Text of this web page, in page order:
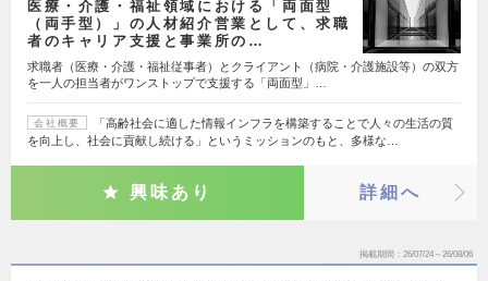
医療・介護・福祉領域における「両面型
（両手型）」の人材紹介営業として、求職
者のキャリア支援と事業所の…
求職者（医療・介護・福祉従事者）とクライアント（病院・介護施設等）の双方
を一人の担当者がワンストップで支援する「両面型」…
会社概要
「高齢社会に適した情報インフラを構築することで人々の生活の質
を向上し、社会に貢献し続ける」というミッションのもと、多様な…
興味あり 詳細へ
掲載期間 26/07/24～26/08/06